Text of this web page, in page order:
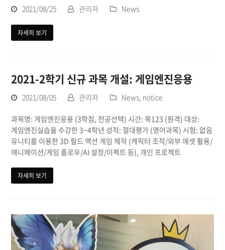
2021/08/25 관리자 News
자세히 보기
2021-2학기 신규 과목 개설: 게임엔진응용
2021/08/05 관리자 News, notice
과목명: 게임엔진응용 (3학점, 전공선택) 시간: 목123 (원격) 대상:
게임엔진실습을 수강한 3~4학년 성적: 절대평가 (영어과목) 시험: 없음
유니티를 이용한 3D 필드 액션 게임 제작 (캐릭터 조작/외부 에셋 활용/
애니메이션/게임 플로우/AI 설정/이펙트 등), 개인 프로젝트
자세히 보기